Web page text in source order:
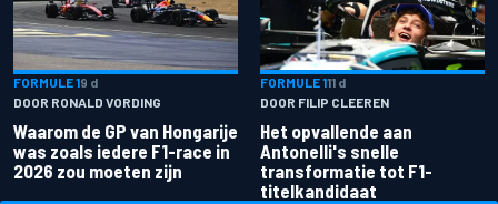
FORMULE 19 d
DOOR RONALD VORDING
Waarom de GP van Hongarije
was zoals iedere F1-race in
2026 zou moeten zijn
FORMULE 111 d
DOOR FILIP CLEEREN
Het opvallende aan
Antonelli's snelle
transformatie tot F1-
titelkandidaat